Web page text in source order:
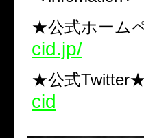
★公式ホーム
cid.jp/
★公式
cid